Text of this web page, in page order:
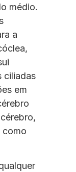
médio.
a
ciliadas
em
como